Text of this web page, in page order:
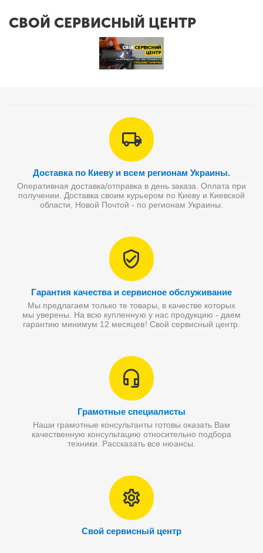
СВОЙ СЕРВИСНЫЙ ЦЕНТР
Доставка по Киеву и всем регионам Украины.
Оперативная доставка/отправка в день заказа. Оплата при
получении. Доставка своим курьером по Киеву и Киевской
области, Новой Почтой - по регионам Украины.
Гарантия качества и сервисное обслуживание
Мы предлагаем только те товары, в качестве которых
мы уверены. На всю купленную у нас продукцию - даем
гарантию минимум 12 месяцев! Свой сервисный центр.
Грамотные специалисты
Наши грамотные консультанты готовы оказать Вам
качественную консультацию относительно подбора
техники. Рассказать все нюансы.
Свой сервисный центр